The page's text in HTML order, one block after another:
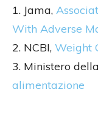
1. Jama,
With Adverse
2. NCBI, Weight
3. Ministero
alimentazione